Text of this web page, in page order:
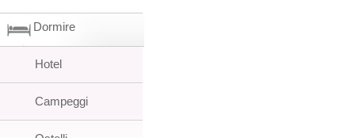
Dormire
Hotel
Campeggi